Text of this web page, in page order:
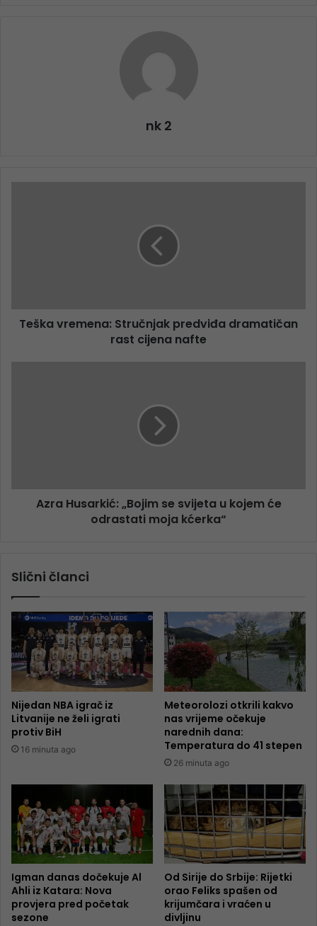
nk 2
Teška vremena: Stručnjak predviđa dramatičan
rast cijena nafte
Azra Husarkić: „Bojim se svijeta u kojem će
odrastati moja kćerka“
Slični članci
Nijedan NBA igrač iz
Litvanije ne želi igrati
protiv BiH
16 minuta ago
Meteorolozi otkrili kakvo
nas vrijeme očekuje
narednih dana:
Temperatura do 41 stepen
26 minuta ago
Igman danas dočekuje Al
Ahli iz Katara: Nova
provjera pred početak
sezone
Od Sirije do Srbije: Rijetki
orao Feliks spašen od
krijumčara i vraćen u
divljinu